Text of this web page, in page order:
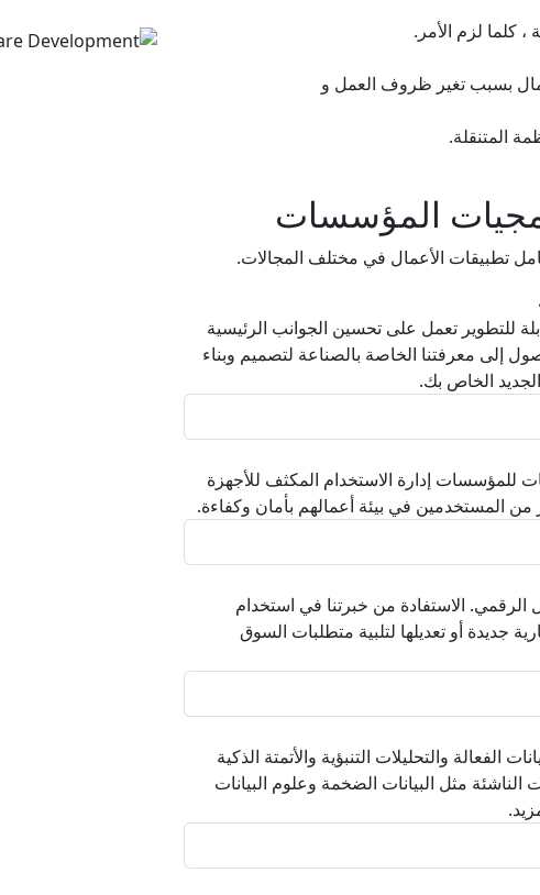
كلما لزم الأمر.
بسبب تغير ظروف العمل و
المتنقلة.
المؤسسات
تطبيقات الأعمال في مختلف المجالات.
للتطوير تعمل على تحسين الجوانب الرئيسية
إلى معرفتنا الخاصة بالصناعة لتصميم وبناء
الخاص بك.
للمؤسسات إدارة الاستخدام المكثف للأجهزة
من المستخدمين في بيئة أعمالهم بأمان وكفاءة.
الاستفادة من خبرتنا في استخدام
جديدة أو تعديلها لتلبية متطلبات السوق
الفعالة والتحليلات التنبؤية والأتمتة الذكية
الناشئة مثل البيانات الضخمة وعلوم البيانات